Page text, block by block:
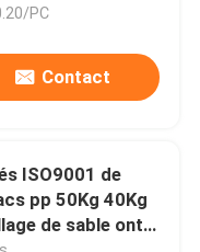
PC
Contact
ISO9001 de
pp 50Kg 40Kg
de sable ont